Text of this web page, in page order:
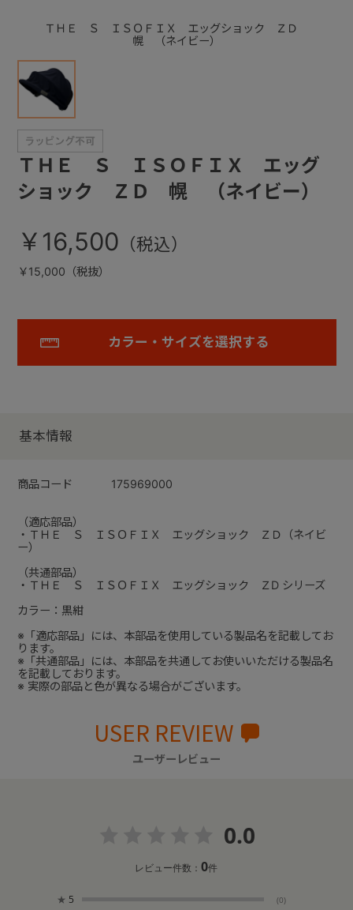
ＴＨＥ Ｓ ＩＳＯＦＩＸ エッグショック ＺＤ
幌 （ネイビー）
ＴＨＥ Ｓ ＩＳＯＦＩＸ エッグ
ショック ＺＤ 幌 （ネイビー）
￥16,500
￥15,000（税抜）
カラー・サイズを選択する
基本情報
商品コード 175969000
（適応部品）
・ＴＨＥ Ｓ ＩＳＯＦＩＸ エッグショック ＺＤ（ネイビ
ー）
（共通部品）
・ＴＨＥ Ｓ ＩＳＯＦＩＸ エッグショック ＺD シリーズ
カラー：黒紺
※「適応部品」には、本部品を使用している製品名を記載してお
ります。
※「共通部品」には、本部品を共通してお使いいただける製品名
を記載しております。
※ 実際の部品と色が異なる場合がございます。
USER REVIEW
ユーザーレビュー
0.0
レビュー件数：0件
★ 5 (0)